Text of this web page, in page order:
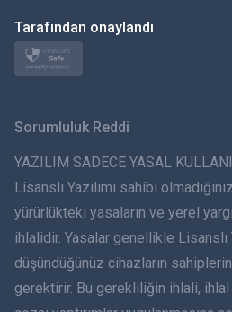
日本
ภาษาไทย
Dansk
हिंदी
Tarafından onaylandı
Sorumluluk Reddi
YAZILIM SADECE YASAL
Lisanslı Yazılımı sahibi
yürürlükteki yasaların ve yerel
ihlalidir. Yasalar genellikle Lisanslı
düşündüğünüz cihazların
gerektirir. Bu gerekliliğin ihlali,